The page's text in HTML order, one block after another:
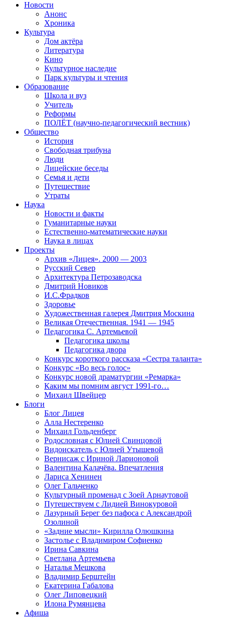
Новости
Анонс
Хроника
Культура
Дом актёра
Литература
Кино
Культурное наследие
Парк культуры и чтения
Образование
Школа и вуз
Учитель
Реформы
ПОЛЁТ (научно-педагогический вестник)
Общество
История
Свободная трибуна
Люди
Лицейские беседы
Семья и дети
Путешествие
Утраты
Наука
Новости и факты
Гуманитарные науки
Естественно-математические науки
Наука в лицах
Проекты
Архив «Лицея». 2000 — 2003
Русский Север
Архитектура Петрозаводска
Дмитрий Новиков
И.С.Фрадков
Здоровье
Художественная галерея Дмитрия Москина
Великая Отечественная. 1941 — 1945
Педагогика С. Артемьевой
Педагогика школы
Педагогика двора
Конкурс короткого рассказа «Сестра таланта»
Конкурс «Во весь голос»
Конкурс новой драматургии «Ремарка»
Каким мы помним август 1991-го…
Михаил Швейцер
Блоги
Блог Лицея
Алла Нестеренко
Михаил Гольденберг
Родословная с Юлией Свинцовой
Видоискатель с Юлией Утышевой
Вернисаж с Ириной Ларионовой
Валентина Калачёва. Впечатления
Лариса Хенинен
Олег Гальченко
Культурный променад с Зоей Арнаутовой
Путешествуем с Лидией Винокуровой
Лазурный Берег без пафоса с Александрой
Озолиной
«Задние мысли» Кирилла Олюшкина
Застолье с Владимиром Софиенко
Ирина Савкина
Светлана Артемьева
Наталья Мешкова
Владимир Берштейн
Екатерина Габалова
Олег Липовецкий
Илона Румянцева
Афиша